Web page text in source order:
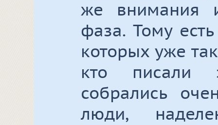
же внимания
фаза. Тому
которых уже
кто писали
собрались
люди,